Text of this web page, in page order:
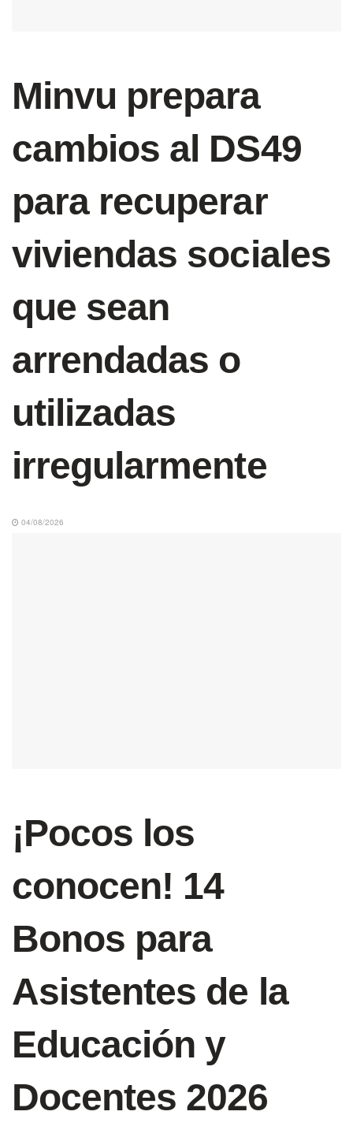
Minvu prepara
cambios al DS49
para recuperar
viviendas sociales
que sean
arrendadas o
utilizadas
irregularmente
04/08/2026
¡Pocos los
conocen! 14
Bonos para
Asistentes de la
Educación y
Docentes 2026